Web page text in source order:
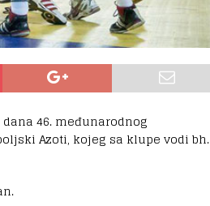
46. međunarodnog
Azoti, kojeg sa klupe vodi bh.